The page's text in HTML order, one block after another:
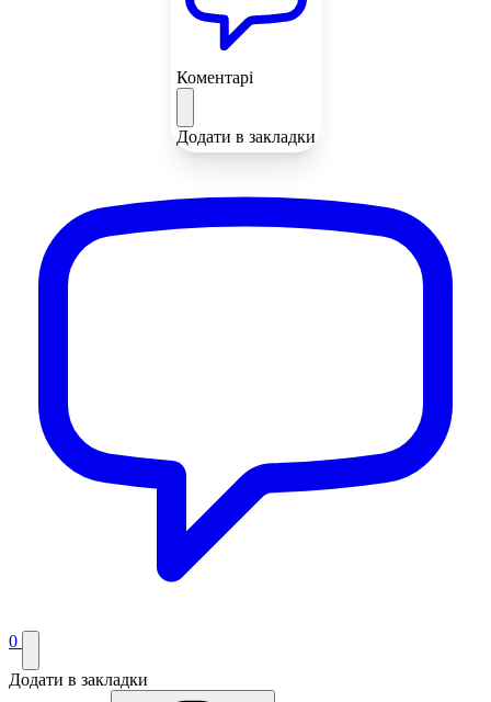
Коментарі
Додати в закладки
0
Додати в закладки